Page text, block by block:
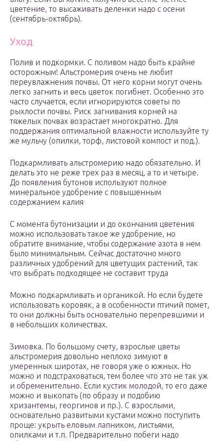
цветение, то высаживать деленки надо с осени
(сентябрь-октябрь).
Уход
Полив и подкормки. С поливом надо быть крайне
осторожным! Альстромерия очень не любит
переувлажнения почвы. От него корни могут очень
легко загнить и весь цветок погибнет. Особенно это
часто случается, если игнорируются советы по
рыхлости почвы. Риск загнивания корней на
тяжелых почвах возрастает многократно. Для
поддержания оптимальной влажности используйте ту
же мульчу (опилки, торф, листовой компост и под.).
Подкармливать альстромерию надо обязательно. И
делать это не реже трех раз в месяц, а то и четыре.
До появления бутонов используют полное
минеральное удобрение с повышенным
содержанием калия
С момента бутонизации и до окончания цветения
можно использовать такое же удобрение, но
обратите внимание, чтобы содержание азота в нем
было минимальным. Сейчас достаточно много
различных удобрений для цветущих растений, так
что выбрать подходящее не составит труда
Можно подкармливать и органикой. Но если будете
использовать коровяк, а в особенности птичий помет,
то они должны быть основательно перепревшими и
в небольших количествах.
Зимовка. По большому счету, взрослые цветы
альстромерия довольно неплохо зимуют в
умеренных широтах, не говоря уже о южных. Но
можно и подстраховаться, тем более что это не так уж
и обременительно. Если кустик молодой, то его даже
можно и выкопать (по образу и подобию
хризантемы, георгинов и пр.). С взрослыми,
основательно развитыми кустами можно поступить
проще: укрыть еловым лапником, листьями,
опилками и т.п. Предварительно побеги надо